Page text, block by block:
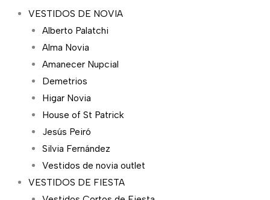
VESTIDOS DE NOVIA
Alberto Palatchi
Alma Novia
Amanecer Nupcial
Demetrios
Higar Novia
House of St Patrick
Jesús Peiró
Silvia Fernández
Vestidos de novia outlet
VESTIDOS DE FIESTA